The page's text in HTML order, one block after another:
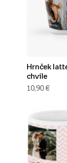
Hrnček
chvíle
10,90 €